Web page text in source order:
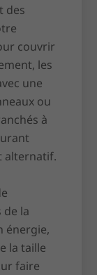
des
couvrir
les
une
ou
à
alternatif.
de la
énergie,
la taille
faire